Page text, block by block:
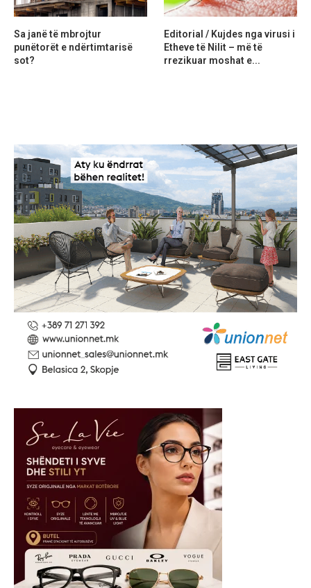
Sa janë të mbrojtur
punëtorët e ndërtimtarisë
sot?
Editorial / Kujdes nga virusi i
Etheve të Nilit – më të
rrezikuar moshat e...